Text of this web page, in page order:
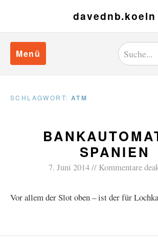
davednb.koeln
Menü
SCHLAGWORT: ATM
SPANIEN
7. Juni 2014 Kommentare
Vor allem der Slot oben – ist der für